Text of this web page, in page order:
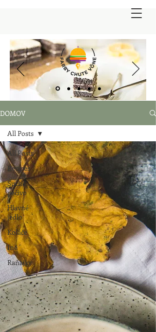
DOMOV
All Posts
Recipes
Suché
pečivo
Hlavné
jedlo
Koláče
Iné
Raňajky
All Posts